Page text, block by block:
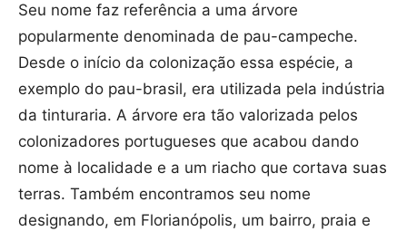
Seu nome faz referência a uma árvore
popularmente denominada de pau-campeche.
Desde o início da colonização essa espécie, a
exemplo do pau-brasil, era utilizada pela indústria
da tinturaria. A árvore era tão valorizada pelos
colonizadores portugueses que acabou dando
nome à localidade e a um riacho que cortava suas
terras. Também encontramos seu nome
designando, em Florianópolis, um bairro, praia e